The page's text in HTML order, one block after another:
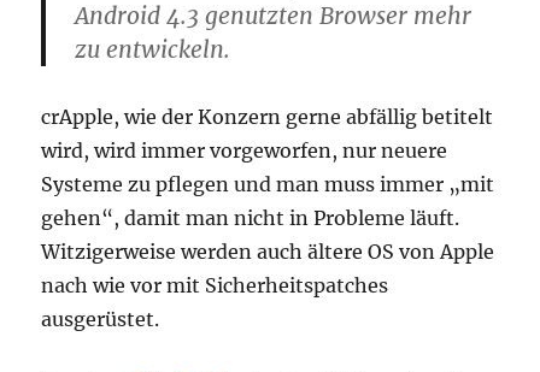
Android 4.3 genutzten Browser mehr
zu entwickeln.
crApple, wie der Konzern gerne abfällig betitelt
wird, wird immer vorgeworfen, nur neuere
Systeme zu pflegen und man muss immer „mit
gehen“, damit man nicht in Probleme läuft.
Witzigerweise werden auch ältere OS von Apple
nach wie vor mit Sicherheitspatches
ausgerüstet.